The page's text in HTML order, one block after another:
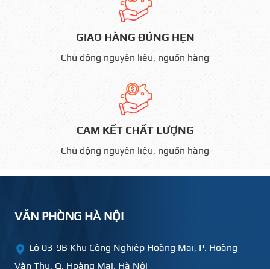
GIAO HÀNG ĐÚNG HẸN
Chủ động nguyên liệu, nguồn hàng
CAM KẾT CHẤT LƯỢNG
Chủ động nguyên liệu, nguồn hàng
VĂN PHÒNG HÀ NỘI
Lô 03-9B Khu Công Nghiệp Hoàng Mai, P. Hoàng
Văn Thụ, Q. Hoàng Mai, Hà Nội